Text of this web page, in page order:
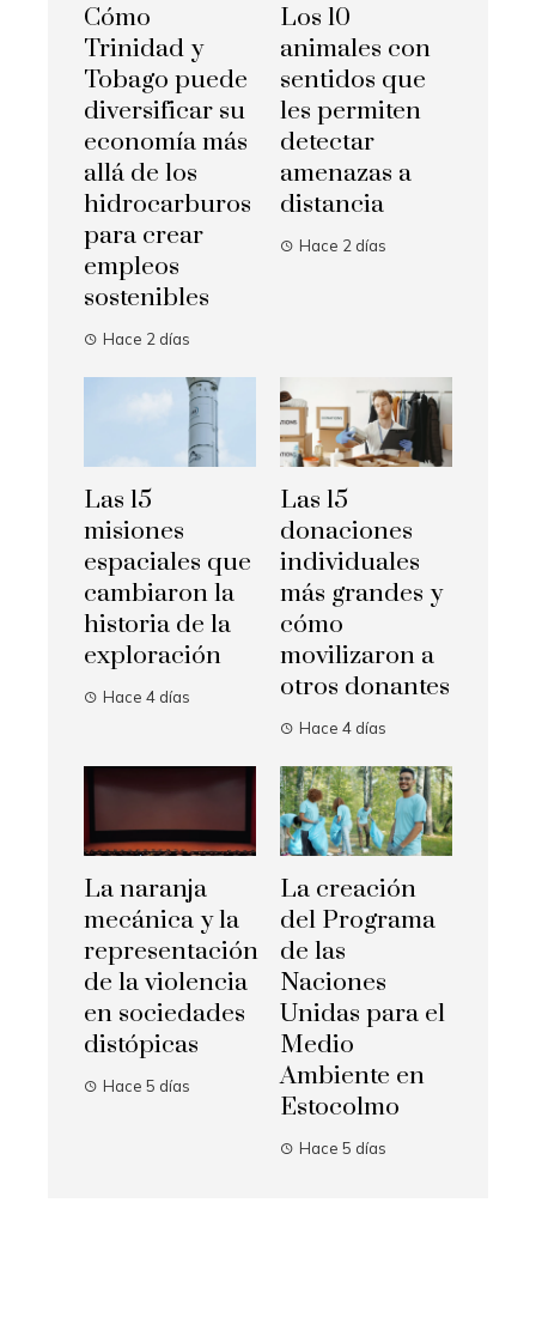
Cómo
Trinidad y
Tobago puede
diversificar su
economía más
allá de los
hidrocarburos
para crear
empleos
sostenibles
Hace 2 días
Los 10
animales con
sentidos que
les permiten
detectar
amenazas a
distancia
Hace 2 días
Las 15
misiones
espaciales que
cambiaron la
historia de la
exploración
Hace 4 días
Las 15
donaciones
individuales
más grandes y
cómo
movilizaron a
otros donantes
Hace 4 días
La naranja
mecánica y la
representación
de la violencia
en sociedades
distópicas
Hace 5 días
La creación
del Programa
de las
Naciones
Unidas para el
Medio
Ambiente en
Estocolmo
Hace 5 días